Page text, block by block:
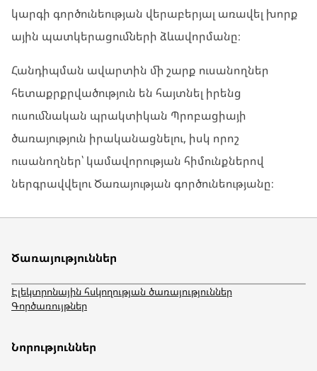
կարգի գործունեության վերաբերյալ առավել խորք
ային պատկերացումների ձևավորմանը։
Հանդիպման ավարտին մի շարք ուսանողներ
հետաքրքրվածություն են հայտնել իրենց
ուսումնական պրակտիկան Պրոբացիայի
ծառայություն իրականացնելու, իսկ որոշ
ուսանողներ՝ կամավորության հիմունքներով
ներգրավվելու Ծառայության գործունեությանը։
Ծառայություններ
Էլեկտրոնային հսկողության ծառայություններ
Գործառույթներ
Նորություններ